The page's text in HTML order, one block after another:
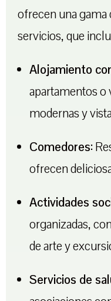
ofrecen una gama
servicios, que
Alojamiento
apartamentos o
modernas y
Comedores:
ofrecen
Actividades
organizadas,
de arte y
Servicios de